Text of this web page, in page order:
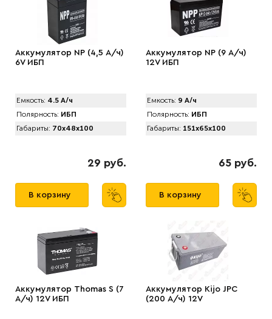
Аккумулятор NP (4,5 А/ч)
6V ИБП
Емкость: 4.5 А/ч
Полярность: ИБП
Габариты: 70x48x100
29 руб.
В корзину
Аккумулятор NP (9 А/ч)
12V ИБП
Емкость: 9 А/ч
Полярность: ИБП
Габариты: 151x65x100
65 руб.
В корзину
Аккумулятор Thоmas S (7
А/ч) 12V ИБП
Аккумулятор Kijo JPC
(200 А/ч) 12V